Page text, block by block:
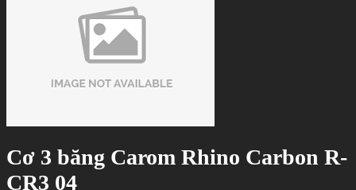
Cơ 3 băng Carom Rhino Carbon R-
CR3 04